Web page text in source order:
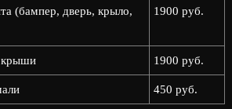
(бампер, дверь, крыло,
1900 руб.
крыши 1900 руб.
450 руб.